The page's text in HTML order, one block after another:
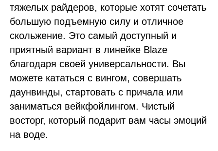
тяжелых райдеров, которые хотят сочетать
большую подъемную силу и отличное
скольжение. Это самый доступный и
приятный вариант в линейке Blaze
благодаря своей универсальности. Вы
можете кататься с вингом, совершать
даунвинды, стартовать с причала или
заниматься вейкфойлингом. Чистый
восторг, который подарит вам часы эмоций
на воде.